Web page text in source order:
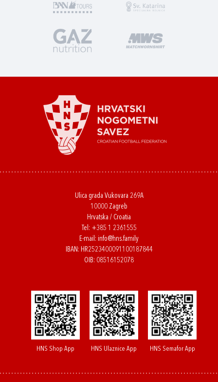
Ulica grada Vukovara 269A
10000 Zagreb
Hrvatska / Croatia
Tel: +385 1 2361555
E-mail: info@hns.family
IBAN: HR2523400091100187844
OIB: 08516152078
HNS Shop App HNS Ulaznice App HNS Semafor App